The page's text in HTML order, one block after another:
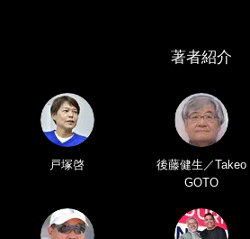
著者紹介
戸塚啓
後藤健生／Takeo
GOTO